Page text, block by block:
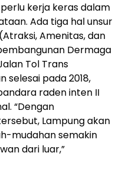
kerja keras dalam
Ada tiga hal unsur
Amenitas, dan
Dermaga
Tol Trans
selesai pada 2018,
raden inten II
“Dengan
Lampung akan
mudahan semakin
dari luar,”